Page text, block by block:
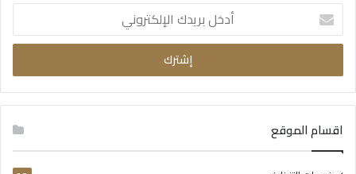
أدخل
بريدك
الإلكتروني
اقسام الموقع